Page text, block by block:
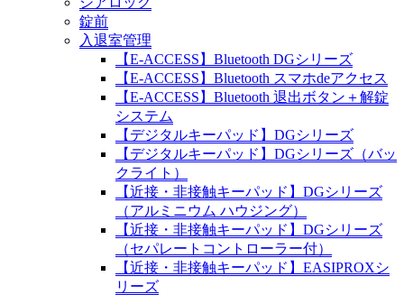
錠前
入退室管理
【E-ACCESS】Bluetooth DGシリーズ
【E-ACCESS】Bluetooth スマホdeアクセス
【E-ACCESS】Bluetooth 退出ボタン＋解錠
システム
【デジタルキーパッド】DGシリーズ
【デジタルキーパッド】DGシリーズ（バッ
クライト）
【近接・非接触キーパッド】DGシリーズ
（アルミニウム ハウジング）
【近接・非接触キーパッド】DGシリーズ
（セパレートコントローラー付）
【近接・非接触キーパッド】EASIPROXシ
リーズ